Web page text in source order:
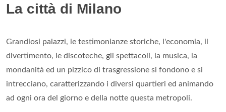
La città di Milano
Grandiosi palazzi, le testimonianze storiche, l'economia, il
divertimento, le discoteche, gli spettacoli, la musica, la
mondanità ed un pizzico di trasgressione si fondono e si
intrecciano, caratterizzando i diversi quartieri ed animando
ad ogni ora del giorno e della notte questa metropoli.